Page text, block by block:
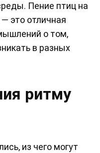
Пение птиц на
это отличная
о том,
в разных
ритму
из чего могут